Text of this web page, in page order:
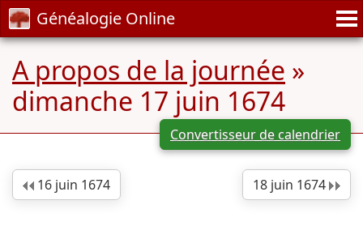
Généalogie Online
A propos de la journée »
dimanche 17 juin 1674
Convertisseur de calendrier
18 juin 1674
16 juin 1674